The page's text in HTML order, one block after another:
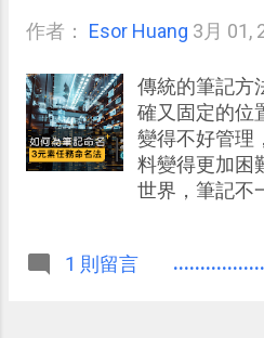
作者： Esor Huang 3月 01,
傳統的筆記方
確又固定的位
變得不好管理
料變得更加困
世界，筆記不
就代表整理
1 則留言